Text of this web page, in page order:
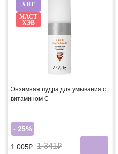
ХИТ
МАСТ
ХЭВ
Энзимная пудра для умывания с
витамином С
- 25%
1 005₽ 1 341₽